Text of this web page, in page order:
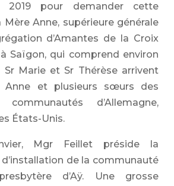
2019 pour demander cette
Anne, supérieure générale
d’Amantes de la Croix
Saïgon, qui comprend environ
Marie et Sr Thérèse arrivent
Anne et plusieurs sœurs des
communautés d’Allemagne,
États-Unis.
Mgr Feillet préside la
de la communauté
d’Aÿ. Une grosse